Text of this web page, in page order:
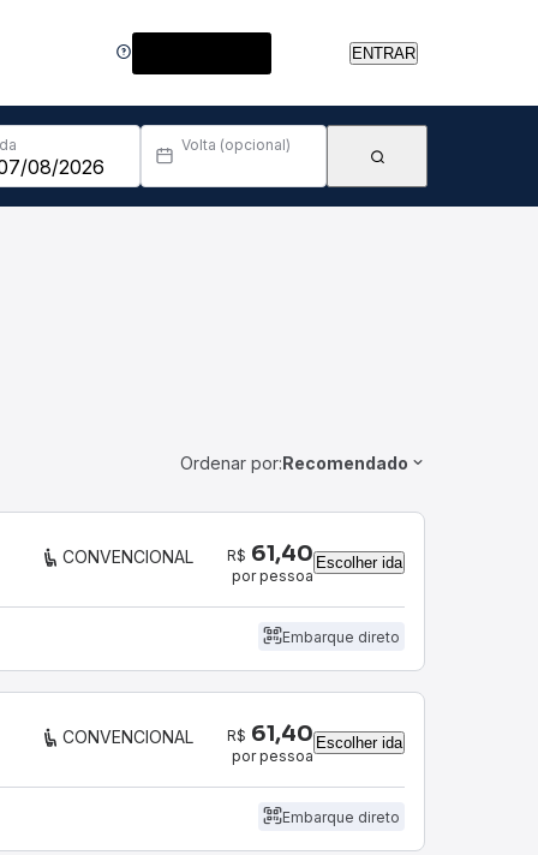
ENTRAR
Volta (opcional)
Ordenar por:Recomendado
CONVENCIONAL R$ 61,40
por pessoa
Escolher ida
Embarque direto
CONVENCIONAL R$ 61,40
por pessoa
Escolher ida
Embarque direto